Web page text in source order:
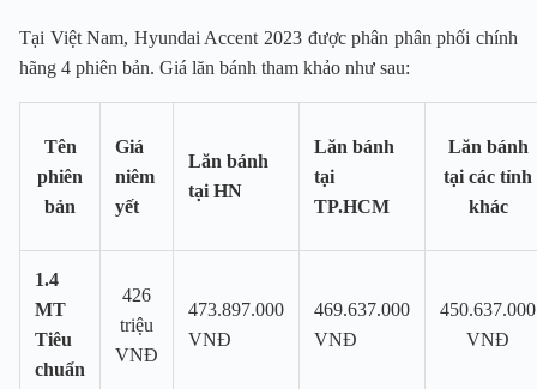
Tại Việt Nam, Hyundai Accent 2023 được phân phân phối chính
hãng 4 phiên bản. Giá lăn bánh tham khảo như sau:
Tên
phiên
bản
Giá
niêm
yết
Lăn bánh
tại HN
Lăn bánh
tại
TP.HCM
Lăn bánh
tại các tỉnh
khác
1.4
MT
Tiêu
chuẩn
426
triệu
VNĐ
473.897.000
VNĐ
469.637.000
VNĐ
450.637.000
VNĐ